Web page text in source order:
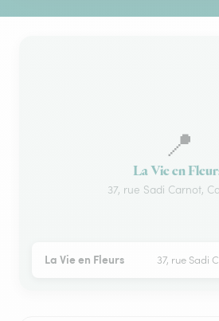
📍
La Vie en
37, rue Sadi Carnot,
La Vie en Fleurs 37, rue Sadi